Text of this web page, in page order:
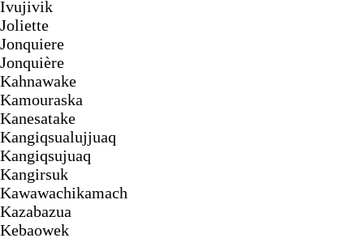
Ivujivik
Joliette
Jonquiere
Jonquière
Kahnawake
Kamouraska
Kanesatake
Kangiqsualujjuaq
Kangiqsujuaq
Kangirsuk
Kawawachikamach
Kazabazua
Kebaowek